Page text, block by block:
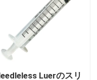
ー Luerのスリ